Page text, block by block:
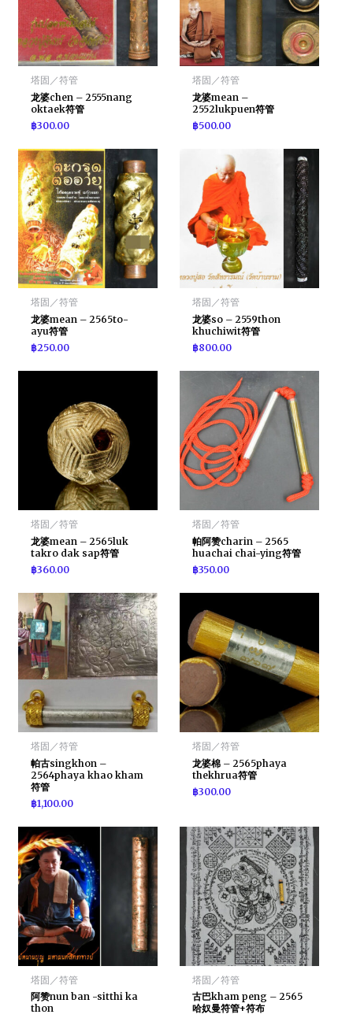
塔固／符管
龙婆chen – 2555nang
oktaek符管
฿300.00
塔固／符管
龙婆mean –
2552lukpuen符管
฿500.00
塔固／符管
龙婆mean – 2565to-
ayu符管
฿250.00
塔固／符管
龙婆so – 2559thon
khuchiwit符管
฿800.00
塔固／符管
龙婆mean – 2565luk
takro dak sap符管
฿360.00
塔固／符管
帕阿赞charin – 2565
huachai chai-ying符管
฿350.00
塔固／符管
帕古singkhon –
2564phaya khao kham
符管
฿1,100.00
塔固／符管
龙婆棉 – 2565phaya
thekhrua符管
฿300.00
塔固／符管
阿赞nun ban -sitthi ka
thon
塔固／符管
古巴kham peng – 2565
哈奴曼符管+符布